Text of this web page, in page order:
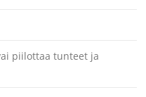
piilottaa tunteet ja